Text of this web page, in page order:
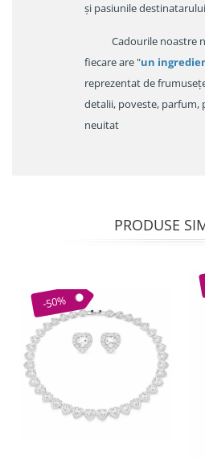
și pasiunile
Cadourile noastre
fiecare are "un
reprezentat de
detalii, poveste, parfum,
neuitat
PRODUSE
-50%